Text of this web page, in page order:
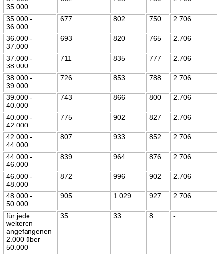
35.000
35.000 -
36.000
677 802 750 2.706
36.000 -
37.000
693 820 765 2.706
37.000 -
38.000
711 835 777 2.706
38.000 -
39.000
726 853 788 2.706
39.000 -
40.000
743 866 800 2.706
40.000 -
42.000
775 902 827 2.706
42.000 -
44.000
807 933 852 2.706
44.000 -
46.000
839 964 876 2.706
46.000 -
48.000
872 996 902 2.706
48.000 -
50.000
905 1.029 927 2.706
für jede
weiteren
angefangenen
2.000 über
50.000
35 33 8 -